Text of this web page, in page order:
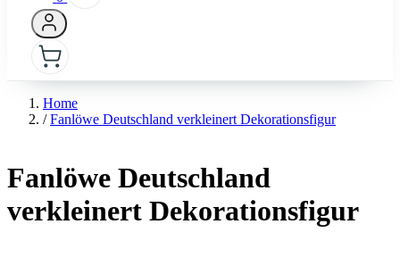
Home
/ Fanlöwe Deutschland verkleinert Dekorationsfigur
Fanlöwe Deutschland
verkleinert Dekorationsfigur